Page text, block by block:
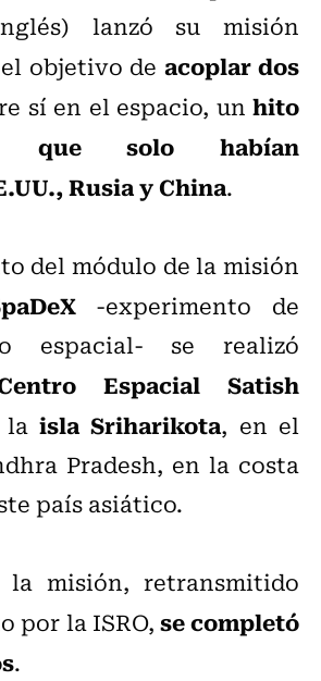
lanzó su misión
objetivo de acoplar dos
sí en el espacio, un hito
que solo habían
Rusia y China.
del módulo de la misión
-experimento de
espacial- se realizó
Espacial Satish
la isla Sriharikota, en el
Pradesh, en la costa
país asiático.
misión, retransmitido
por la ISRO,se completó
.